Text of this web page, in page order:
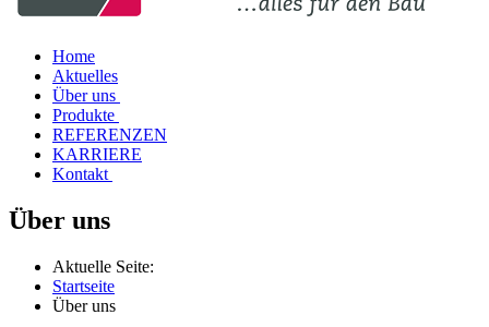
Home
Aktuelles
Über uns
Produkte
REFERENZEN
KARRIERE
Kontakt
Über uns
Aktuelle Seite:
Startseite
Über uns